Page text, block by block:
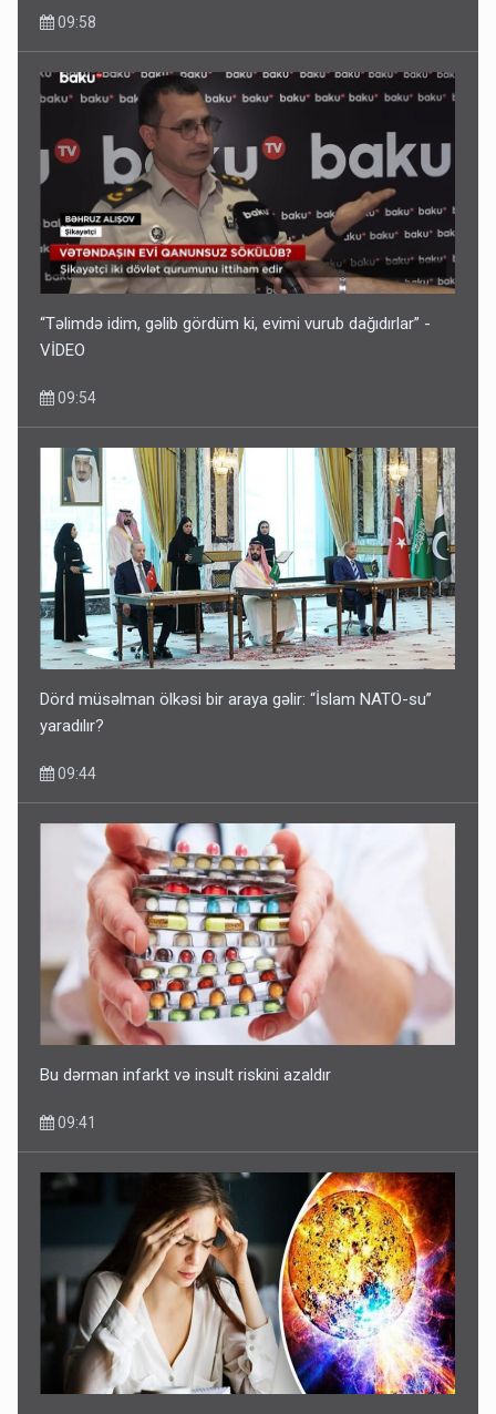
09:58
“Təlimdə idim, gəlib gördüm ki, evimi vurub dağıdırlar” -
VİDEO
09:54
Dörd müsəlman ölkəsi bir araya gəlir: “İslam NATO-su”
yaradılır?
09:44
Bu dərman infarkt və insult riskini azaldır
09:41